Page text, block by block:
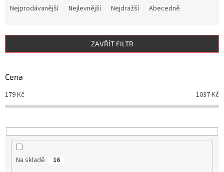
í
r
o
d
u
t
ů
Nejprodávanější Nejlevnější Nejdražší Abecedně
ZAVŘÍT FILTR
Cena
179Kč 1037Kč
Na skladě 16